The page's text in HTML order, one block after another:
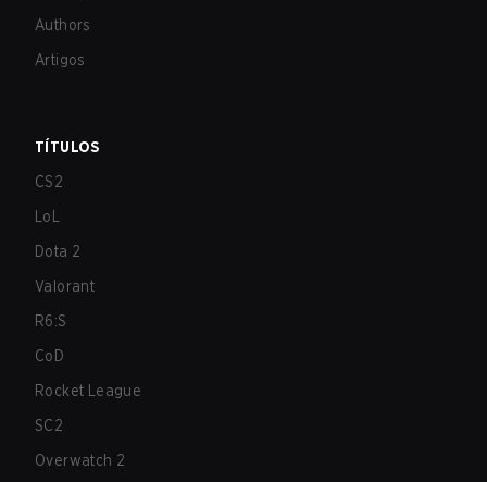
Authors
Artigos
TÍTULOS
CS2
LoL
Dota 2
Valorant
R6:S
CoD
Rocket League
SC2
Overwatch 2